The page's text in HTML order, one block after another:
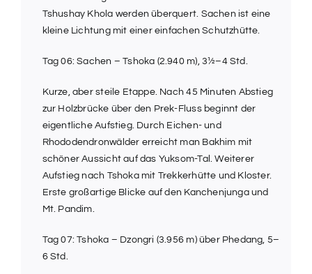
Tshushay Khola werden überquert. Sachen ist eine
kleine Lichtung mit einer einfachen Schutzhütte.
Tag 06: Sachen – Tshoka (2.940 m), 3½–4 Std.
Kurze, aber steile Etappe. Nach 45 Minuten Abstieg
zur Holzbrücke über den Prek-Fluss beginnt der
eigentliche Aufstieg. Durch Eichen- und
Rhododendronwälder erreicht man Bakhim mit
schöner Aussicht auf das Yuksom-Tal. Weiterer
Aufstieg nach Tshoka mit Trekkerhütte und Kloster.
Erste großartige Blicke auf den Kanchenjunga und
Mt. Pandim.
Tag 07: Tshoka – Dzongri (3.956 m) über Phedang, 5–
6 Std.